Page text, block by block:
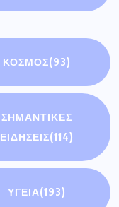
ΚΟΣΜΟΣ(93)
ΣΗΜΑΝΤΙΚΈΣ
ΕΙΔΉΣΕΙΣ(114)
ΥΓΕΙΑ(193)